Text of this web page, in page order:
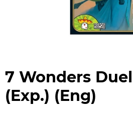
7 Wonders
(Exp.) (Eng)